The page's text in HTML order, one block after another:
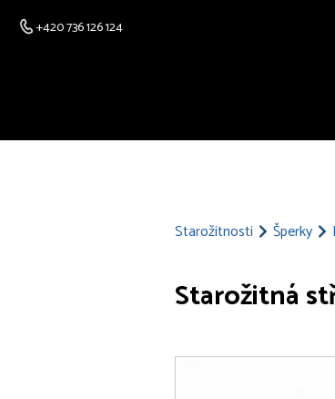
+420 736 126 124
Starožitnosti Šperky
Starožitná